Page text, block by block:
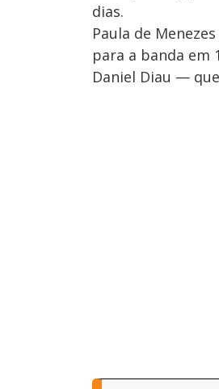
dias.
Paula de
para a banda em
Daniel Diau —